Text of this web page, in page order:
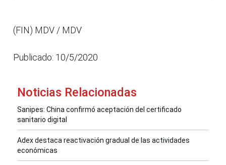
(FIN) MDV / MDV
Publicado: 10/5/2020
Noticias Relacionadas
Sanipes: China confirmó aceptación del certificado
sanitario digital
Adex destaca reactivación gradual de las actividades
económicas